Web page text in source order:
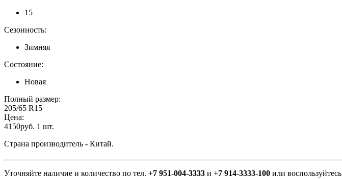
15
Сезонность:
Зимняя
Состояние:
Новая
Полный размер:
205/65 R15
Цена:
4150руб. 1 шт.
Страна производитель - Китай.
Уточняйте наличие и количество по тел. +7 951-004-3333 и +7 914-3333-100 или воспользуйтесь